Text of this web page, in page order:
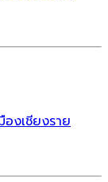
องเชียงราย